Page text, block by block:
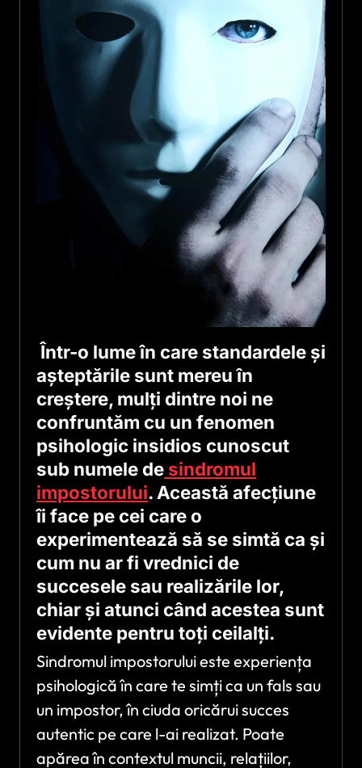
Într-o lume în care standardele și
așteptările sunt mereu în
creștere, mulți dintre noi ne
confruntăm cu un fenomen
psihologic insidios cunoscut
sub numele de sindromul
impostorului. Această afecțiune
îi face pe cei care o
experimentează să se simtă ca și
cum nu ar fi vrednici de
succesele sau realizările lor,
chiar și atunci când acestea sunt
evidente pentru toți ceilalți.
Sindromul impostorului este experiența
psihologică în care te simți ca un fals sau
un impostor, în ciuda oricărui succes
autentic pe care l-ai realizat. Poate
apărea în contextul muncii, relațiilor,